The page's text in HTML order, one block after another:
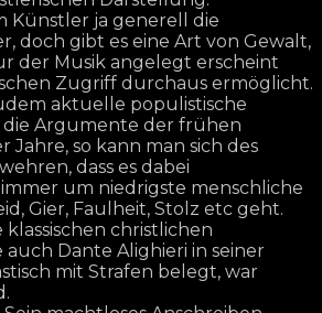
Künstler ja generell die
doch gibt es eine Art von Gewalt,
der Musik angelegt erscheint
Zugriff durchaus ermöglicht.
aktuelle populistische
Argumente der frühen
Jahre, so kann man sich des
dass es dabei
um niedrigste menschliche
Gier, Faulheit, Stolz etc geht.
christlichen
auch Dante Alighieri in seiner
mit Strafen belegt, war